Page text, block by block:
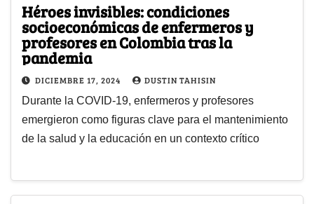
Héroes invisibles: condiciones
socioeconómicas de enfermeros y
profesores en Colombia tras la
pandemia
DICIEMBRE 17, 2024 DUSTIN TAHISIN
Durante la COVID-19, enfermeros y profesores
emergieron como figuras clave para el mantenimiento
de la salud y la educación en un contexto crítico